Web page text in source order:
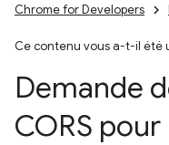
Chrome for Developers
Ce contenu vous a-t-il été
Demande
CORS